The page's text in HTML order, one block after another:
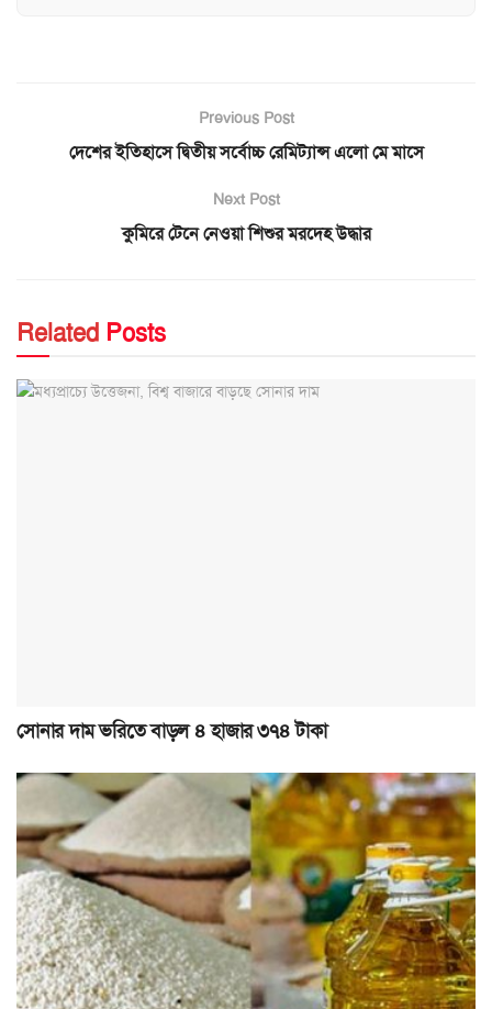
Previous Post
দেশের ইতিহাসে দ্বিতীয় সর্বোচ্চ রেমিট্যান্স এলো মে মাসে
Next Post
কুমিরে টেনে নেওয়া শিশুর মরদেহ উদ্ধার
Related Posts
সোনার দাম ভ‌রি‌তে বাড়ল ৪ হাজার ৩৭৪ টাকা